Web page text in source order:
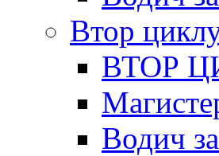
Втор
ВТОР
Водич